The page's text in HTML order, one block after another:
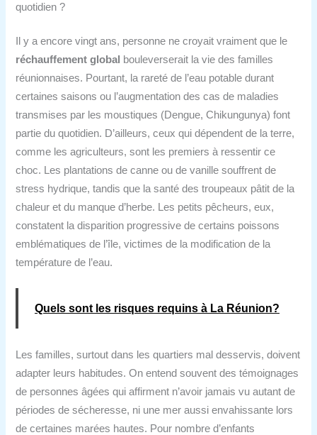
quotidien ?
Il y a encore vingt ans, personne ne croyait vraiment que le
réchauffement global
bouleverserait la vie des familles
réunionnaises. Pourtant, la rareté de l’eau potable durant
certaines saisons ou l’augmentation des cas de maladies
transmises par les moustiques (Dengue, Chikungunya) font
partie du quotidien. D’ailleurs, ceux qui dépendent de la terre,
comme les agriculteurs, sont les premiers à ressentir ce
choc. Les plantations de canne ou de vanille souffrent de
stress hydrique, tandis que la santé des troupeaux pâtit de la
chaleur et du manque d’herbe. Les petits pêcheurs, eux,
constatent la disparition progressive de certains poissons
emblématiques de l’île, victimes de la modification de la
température de l’eau.
Quels sont les risques requins à La Réunion?
Les familles, surtout dans les quartiers mal desservis, doivent
adapter leurs habitudes. On entend souvent des témoignages
de personnes âgées qui affirment n’avoir jamais vu autant de
périodes de sécheresse, ni une mer aussi envahissante lors
de certaines marées hautes. Pour nombre d’enfants